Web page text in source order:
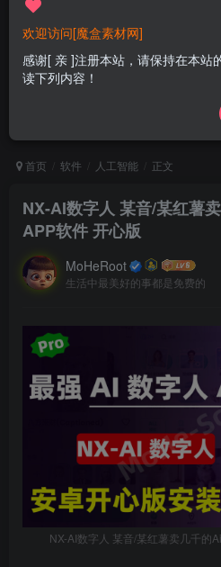
首页 软件 人工智能 正文
NX-AI数字人 某音/某红薯
APP软件 开心版
MoHeRoot
生活中最美好的事都是免费的
NX-AI数字人 某音/某红薯卖几千的
欢迎访问[魔盒素材网]
感谢[ 亲 ]注册本站，请保持在本站
读下列内容！